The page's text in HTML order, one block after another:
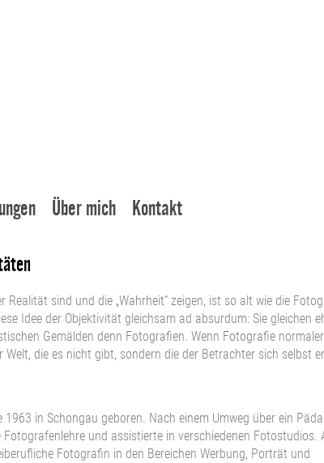
Über mich Kontakt
sind und die „Wahrheit“ zeigen, ist so alt wie die
Idee der Objektivität gleichsam ad absurdum: Sie gleichen
Gemälden denn Fotografien. Wenn Fotografie
die es nicht gibt, sondern die der Betrachter sich selbst
1963 in Schongau geboren. Nach einem Umweg über ein
Fotografenlehre und assistierte in verschiedenen Fotostudios.
Fotografin in den Bereichen Werbung, Porträt und